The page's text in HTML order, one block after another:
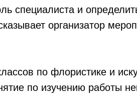
специалиста и
организатор
по флористике и
по изучению работы